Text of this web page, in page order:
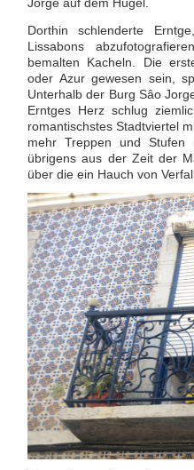
Dorthin schlenderte
Lissabons
bemalten Kacheln. Die
oder Azur gewesen sein,
Unterhalb der Burg Sâo
Erntges Herz schlug
romantischstes Stadtviertel
mehr Treppen und
übrigens aus der Zeit der
über die ein Hauch von